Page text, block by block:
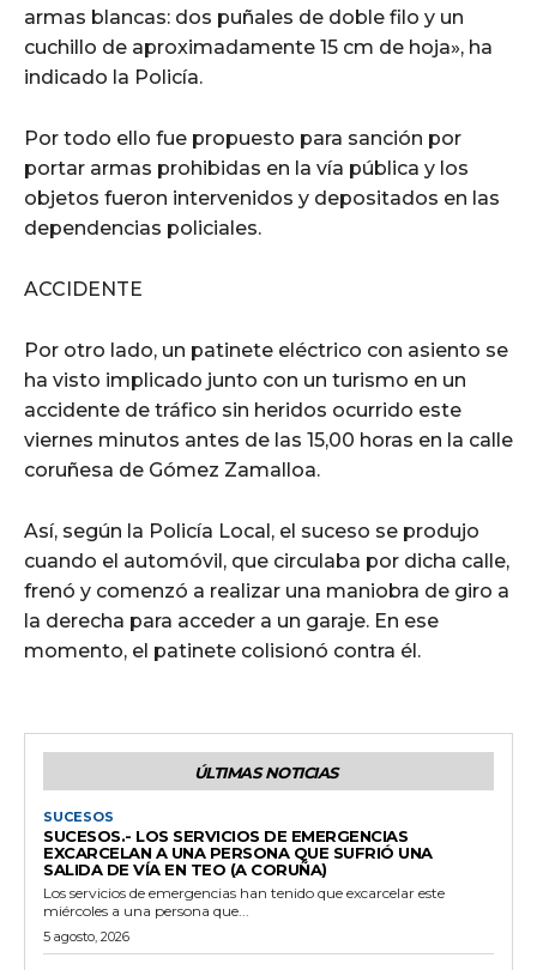
armas blancas: dos puñales de doble filo y un
cuchillo de aproximadamente 15 cm de hoja», ha
indicado la Policía.
Por todo ello fue propuesto para sanción por
portar armas prohibidas en la vía pública y los
objetos fueron intervenidos y depositados en las
dependencias policiales.
ACCIDENTE
Por otro lado, un patinete eléctrico con asiento se
ha visto implicado junto con un turismo en un
accidente de tráfico sin heridos ocurrido este
viernes minutos antes de las 15,00 horas en la calle
coruñesa de Gómez Zamalloa.
Así, según la Policía Local, el suceso se produjo
cuando el automóvil, que circulaba por dicha calle,
frenó y comenzó a realizar una maniobra de giro a
la derecha para acceder a un garaje. En ese
momento, el patinete colisionó contra él.
ÚLTIMAS NOTICIAS
SUCESOS
SUCESOS.- LOS SERVICIOS DE EMERGENCIAS
EXCARCELAN A UNA PERSONA QUE SUFRIÓ UNA
SALIDA DE VÍA EN TEO (A CORUÑA)
Los servicios de emergencias han tenido que excarcelar este
miércoles a una persona que...
5 agosto, 2026